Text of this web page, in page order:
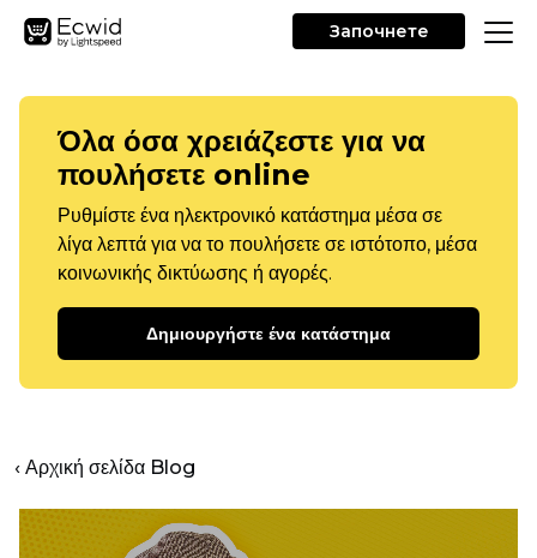
Започнете
Όλα όσα χρειάζεστε για να
πουλήσετε online
Ρυθμίστε ένα ηλεκτρονικό κατάστημα μέσα σε
λίγα λεπτά για να το πουλήσετε σε ιστότοπο, μέσα
κοινωνικής δικτύωσης ή αγορές.
Δημιουργήστε ένα κατάστημα
‹ Αρχική σελίδα Blog